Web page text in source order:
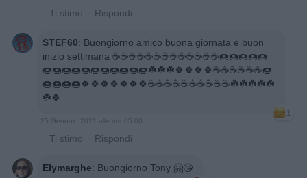
· Ti stimo · Rispondi
STEF60: Buongiorno amico buona giornata e buon
inizio settimana ☕☕☕☕☕☕☕☕☕☕☕☕☕🍩🍩🍩🍩🍩
🍩🍩🍩🍩🍩🍩🍩🍩🍩🍩🍩☘️☘️☘️🍀🍀🍀🍀☕☕☕☕☕☕🍩
🍩🍩🍩🍩🍀🍀🍀🍀🍀🍀🍀☕☕☕☕☕☕☕☕☕☕☘️☘️☘️☘️☘️
☘️🍀
1
25 Gennaio 2021 alle ore 05:00
· Ti stimo · Rispondi
Elymarghe: Buongiorno Tony 🤗😘